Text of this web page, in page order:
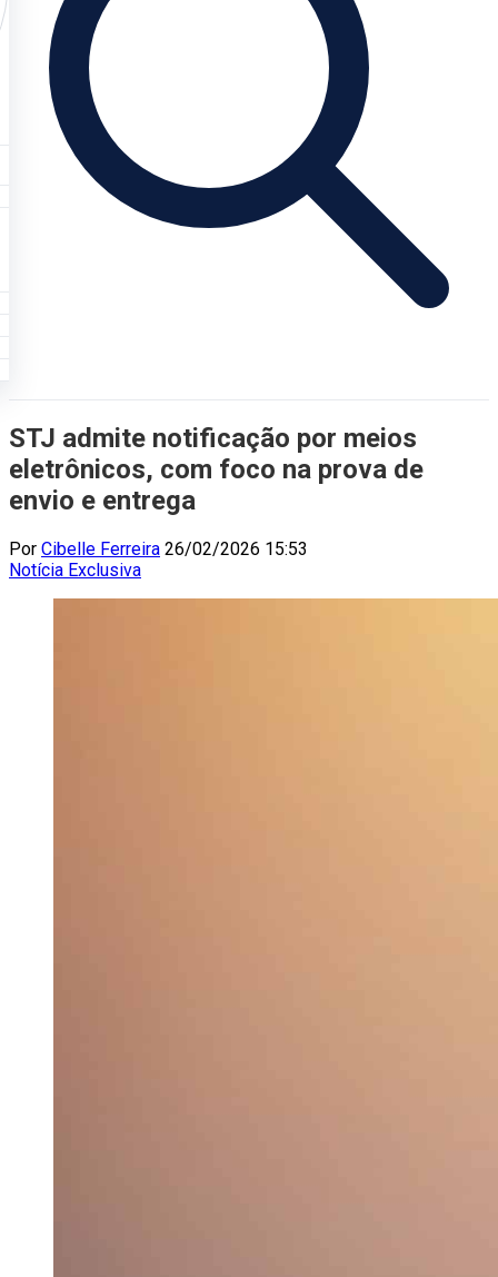
STJ admite notificação por meios
eletrônicos, com foco na prova de
envio e entrega
Por Cibelle Ferreira 26/02/2026 15:53
Notícia Exclusiva